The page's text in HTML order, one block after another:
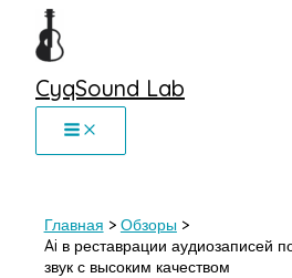
Перейти
CyqSound Lab
Главная
Обзоры
Ai в реставрации аудиозаписей
звук с высоким качеством